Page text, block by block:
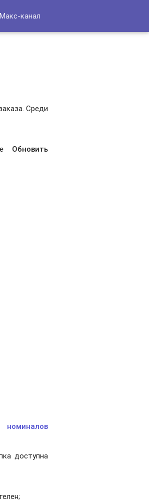
Макс-канал
Среди
Обновить
номиналов
доступна